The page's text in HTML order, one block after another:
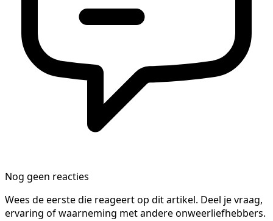
Nog geen reacties
Wees de eerste die reageert op dit artikel. Deel je vraag,
ervaring of waarneming met andere onweerliefhebbers.